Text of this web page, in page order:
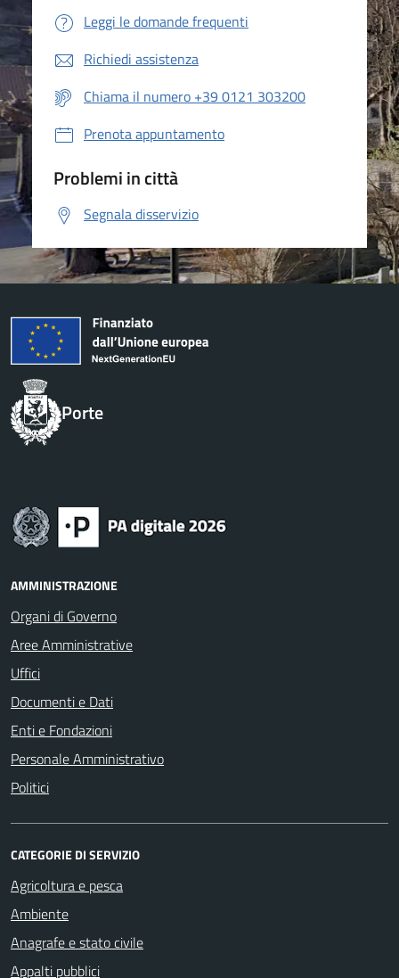
Leggi le domande frequenti
Richiedi assistenza
Chiama il numero +39 0121 303200
Prenota appuntamento
Problemi in città
Segnala disservizio
Porte
AMMINISTRAZIONE
Organi di Governo
Aree Amministrative
Uffici
Documenti e Dati
Enti e Fondazioni
Personale Amministrativo
Politici
CATEGORIE DI SERVIZIO
Agricoltura e pesca
Ambiente
Anagrafe e stato civile
Appalti pubblici